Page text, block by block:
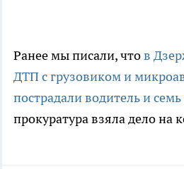
Ранее мы писали, чтов
ДТП с грузовиком и
пострадали водитель и
прокуратура взяла дело на